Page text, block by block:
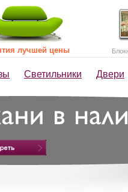
Светильники Двери
лучшей цены